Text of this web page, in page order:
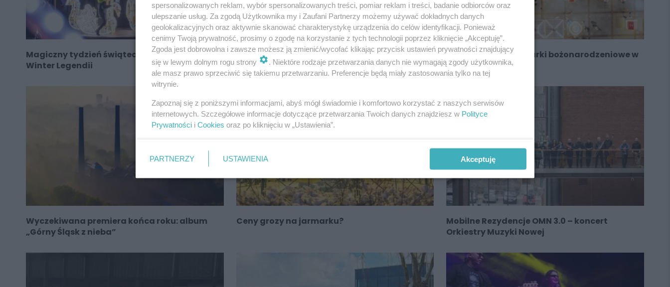
Magiczny tydzień świątecznych atrakcji w
Winter Legendii
Ferie zimowe w Hotelu Sudetia w Górach
Izerskich
Najpiękniejsze jarmarki bożonarodzeniowe w
regionie. Sprawdź
Wyczekiwana premiera końca roku: album
„Górny Śląsk z nieba”
Ceny grozy na jarmarku?
Mobilne Rezydencje OMN 3.0 – koncert
Orkiestry Muzyki Nowej
spersonalizowanych reklam, wybór spersonalizowanych treści, pomiar reklam i treści, badanie odbiorców oraz
ulepszanie usług. Za zgodą Użytkownika my i Zaufani Partnerzy możemy używać dokładnych danych
geolokalizacyjnych oraz aktywnie skanować charakterystykę urządzenia do celów identyfikacji. Ponieważ
cenimy Twoją prywatność, prosimy o zgodę na korzystanie z tych technologii poprzez kliknięcie „Akceptuję”.
Zgoda jest dobrowolna i zawsze możesz ją zmienić/wycofać klikając przycisk ustawień prywatności znajdujący
się w lewym dolnym rogu strony
. Niektóre rodzaje przetwarzania danych nie wymagają zgody użytkownika,
ale masz prawo sprzeciwić się takiemu przetwarzaniu. Preferencje będą miały zastosowania tylko na tej
witrynie.
Zapoznaj się z poniższymi informacjami, abyś mógł świadomie i komfortowo korzystać z naszych serwisów
internetowych. Szczegółowe informacje dotyczące przetwarzania Twoich danych znajdziesz w Polityce
Prywatności i Cookies oraz po kliknięciu w „Ustawienia”.
PARTNERZY USTAWIENIA Akceptuję